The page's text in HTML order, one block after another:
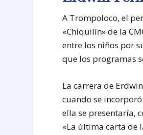
A Trompoloco, el
«Chiquilín» de la
entre los niños por
que los programas
La carrera de
cuando se
ella se presentaría,
«La última carta de